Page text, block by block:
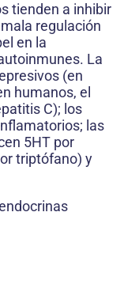
tienden a inhibir
regulación
en la
La
(en
humanos, el
C); los
las
5HT por
triptófano) y